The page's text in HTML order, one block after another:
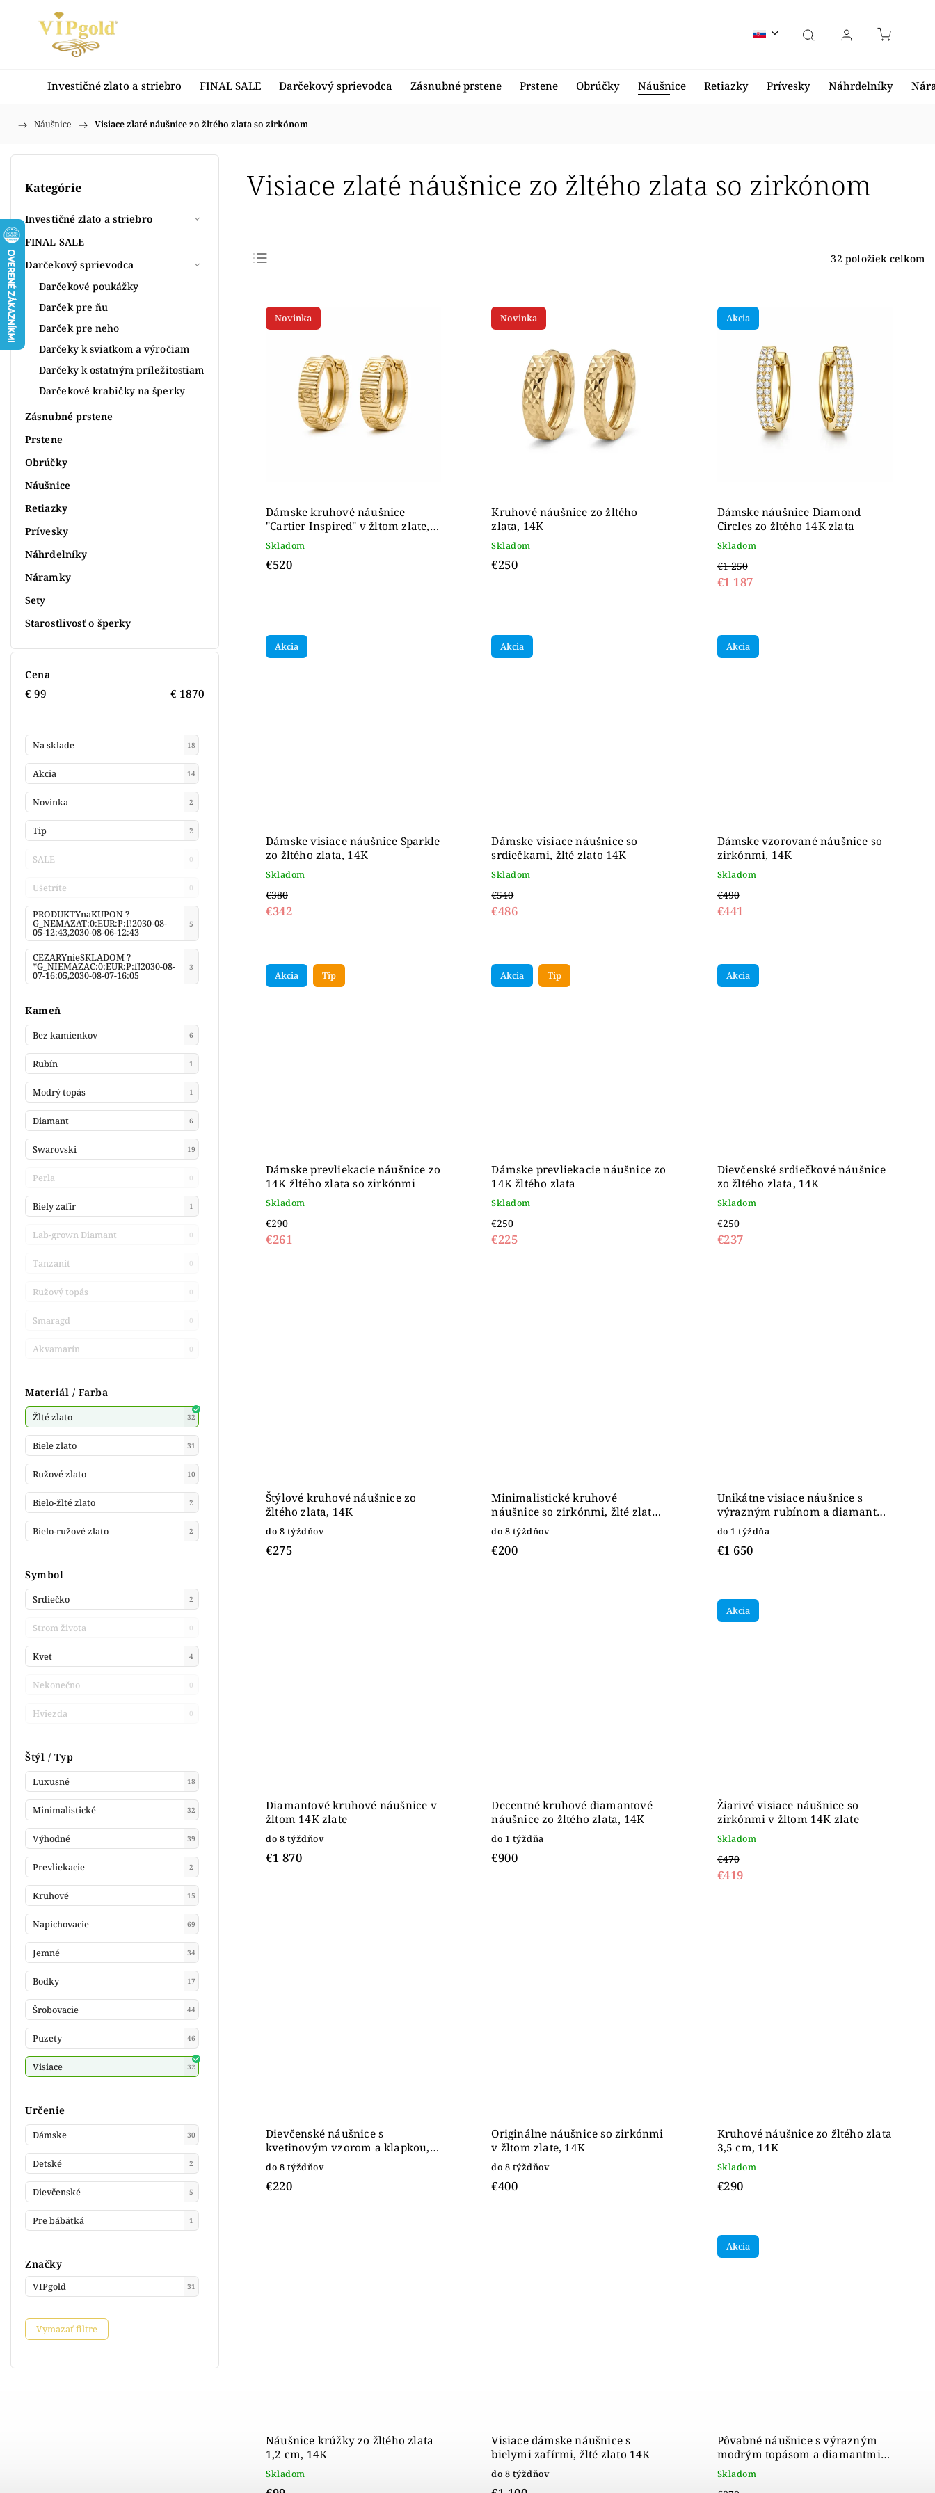
Investičné zlato a striebro FINAL SALE Darčekový sprievodca Zásnubné prstene Prstene Obrúčky Náušnice Retiazky Prívesky Náhrdelníky
Domov
/ Náušnice / Visiace zlaté náušnice zo žltého zlata so zirkónom
Kategórie
Investičné zlato a striebro
FINAL SALE
Darčekový sprievodca
Darčekové poukážky
Darček pre ňu
Darček pre neho
Darčeky k sviatkom a výročiam
Darčeky k ostatným príležitostiam
Darčekové krabičky na šperky
Zásnubné prstene
Prstene
Obrúčky
Náušnice
Retiazky
Prívesky
Náhrdelníky
Náramky
Sety
Starostlivosť o šperky
Cena
€99 € 1870
Na sklade 18
Akcia 14
Novinka 2
Tip 2
SALE 0
Ušetríte 0
PRODUKTYnaKUPON ?
G_NEMAZAT:0:EUR:P:f!2030-08-
05-12:43,2030-08-06-12:43
5
CEZARYnieSKLADOM ?
*G_NIEMAZAC:0:EUR:P:f!2030-08-
07-16:05,2030-08-07-16:05
3
Značky
VIPgold 31
Kameň
Bez kamienkov 6
Rubín 1
Modrý topás 1
Diamant 6
Swarovski 19
Perla 0
Biely zafír 1
Lab-grown Diamant 0
Tanzanit 0
Ružový topás 0
Smaragd 0
Akvamarín 0
Materiál / Farba
Žlté zlato 32
Biele zlato 31
Ružové zlato 10
Bielo-žlté zlato 2
Bielo-ružové zlato 2
Symbol
Srdiečko 2
Strom života 0
Kvet 4
Nekonečno 0
Hviezda 0
Štýl / Typ
Luxusné 18
Minimalistické 32
Výhodné 39
Prevliekacie 2
Kruhové 15
Napichovacie 69
Jemné 34
Bodky 17
Šrobovacie 44
Puzety 46
Visiace 32
Určenie
Dámske 30
Detské 2
Dievčenské 5
Pre bábätká 1
Vymazať filtre
Visiace zlaté náušnice zo žltého zlata so zirkónom
Najlacnejšie
Najdrahšie
32 položiek celkom
Novinka
Dámske kruhové náušnice
"Cartier Inspired" v žltom zlate,
14K
Skladom
€520
Novinka
Kruhové náušnice zo žltého
zlata, 14K
Skladom
€250
Akcia
Dámske náušnice Diamond
Circles zo žltého 14K zlata
Skladom
€1 250
€1 187
Akcia
Dámske visiace náušnice Sparkle
zo žltého zlata, 14K
Skladom
€380
€342
Akcia
Dámske visiace náušnice so
srdiečkami, žlté zlato 14K
Skladom
€540
€486
Akcia
Dámske vzorované náušnice so
zirkónmi, 14K
Skladom
€490
€441
Akcia Tip
Dámske prevliekacie náušnice zo
14K žltého zlata so zirkónmi
Skladom
€290
€261
Akcia Tip
Dámske prevliekacie náušnice zo
14K žltého zlata
Skladom
€250
€225
Akcia
Dievčenské srdiečkové náušnice
zo žltého zlata, 14K
Skladom
€250
€237
Štýlové kruhové náušnice zo
žltého zlata, 14K
do 8 týždňov
€275
Minimalistické kruhové
náušnice so zirkónmi, žlté zlato
14K
do 8 týždňov
€200
Unikátne visiace náušnice s
výrazným rubínom a diamantmi
v žltom zlate, 14K
do 1 týždňa
€1 650
Diamantové kruhové náušnice v
žltom 14K zlate
do 8 týždňov
€1 870
Decentné kruhové diamantové
náušnice zo žltého zlata, 14K
do 1 týždňa
€900
Akcia
Žiarivé visiace náušnice so
zirkónmi v žltom 14K zlate
Skladom
€470
€419
Dievčenské náušnice s
kvetinovým vzorom a klapkou,
žlté zlato 14K
do 8 týždňov
€220
Originálne náušnice so zirkónmi
v žltom zlate, 14K
do 8 týždňov
€400
Kruhové náušnice zo žltého zlata
3,5 cm, 14K
Skladom
€290
Náušnice krúžky zo žltého zlata
1,2 cm, 14K
Skladom
Visiace dámske náušnice s
bielymi zafírmi, žlté zlato 14K
do 8 týždňov
Akcia
Pôvabné náušnice s výrazným
modrým topásom a diamantmi
zo žltého 14K zlata
Skladom